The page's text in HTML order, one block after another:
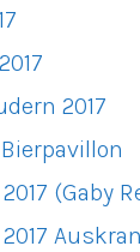
2017
(Gaby